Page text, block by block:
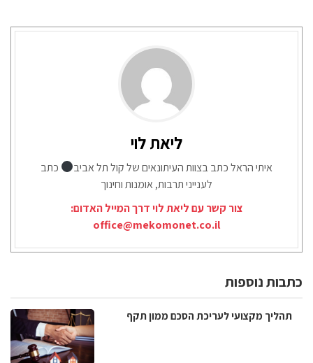
ליאת לוי
איתי הראל כתב בצוות העיתונאים של קול תל אביב
כתב
לענייני תרבות, אומנות וחינוך
צור קשר עם ליאת לוי דרך המייל האדום:
office@mekomonet.co.il
כתבות נוספות
תהליך מקצועי לעריכת הסכם ממון תקף